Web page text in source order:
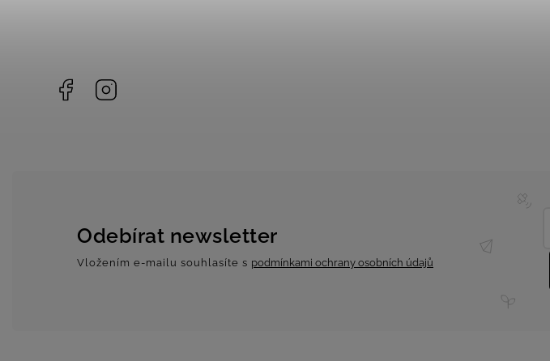
Facebook
Odebírat newsletter
Vložením e-mailu souhlasíte s podmínkami ochrany osobních údajů